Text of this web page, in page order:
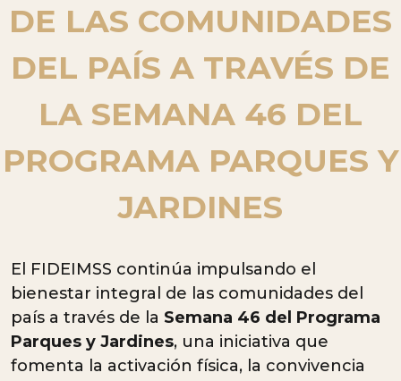
DE LAS COMUNIDADES
DEL PAÍS A TRAVÉS DE
LA SEMANA 46 DEL
PROGRAMA PARQUES Y
JARDINES
El FIDEIMSS continúa impulsando el
bienestar integral de las comunidades del
país a través de la Semana 46 del Programa
Parques y Jardines, una iniciativa que
fomenta la activación física, la convivencia